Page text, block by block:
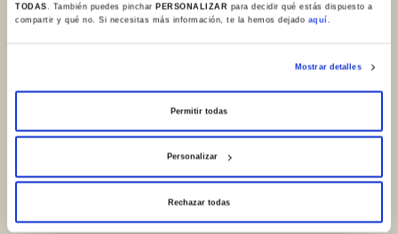
TODAS . También puedes pincharPERSONALIZAR para decidir qué estás dispuesto a
compartir y qué no. Si necesitas más información, te la hemos dejado aquí.
Mostrar detalles
Permitir todas
Personalizar
Rechazar todas
info@sanchoelsabio.eus
fondation
01013, Vitoria-Gasteiz (España)
Voir Google Maps